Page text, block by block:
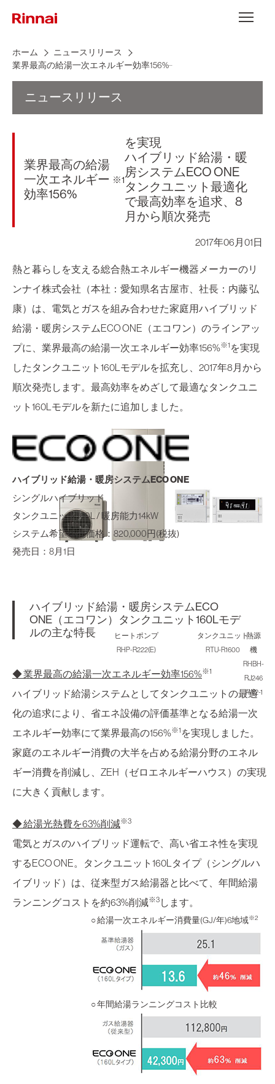
メニュー
ホーム
ニュースリリース
業界最高の給湯一次エネルギー効率156%
ニュースリリース
業界最高の給湯
一次エネルギー
効率156%
※1
を実現
ハイブリッド給湯・暖
房システムECO ONE
タンクユニット最適化
で最高効率を追求、8
月から順次発売
2017年06月01日
熱と暮らしを支える総合熱エネルギー機器メーカーのリ
ンナイ株式会社（本社：愛知県名古屋市、社長：内藤 弘
康）は、電気とガスを組み合わせた家庭用ハイブリッド
給湯・暖房システムECO ONE（エコワン）のラインアッ
プに、業界最高の給湯一次エネルギー効率156%※1 を実現
したタンクユニット160Lモデルを拡充し、2017年8月から
順次発売します。最高効率をめざして最適なタンクユニ
ット160Lモデルを新たに追加しました。
ハイブリッド給湯・暖房システムECO ONE
シングルハイブリッド
タンクユニット160L / 暖房能力14kW
システム希望小売価格：820,000円(税抜)
発売日：8月1日
ヒートポンプ
RHP-R222(E)
タンクユニット
RTU-R1600
熱源
機
RHBH-
RJ246
AW2-1
ハイブリッド給湯・暖房システムECO
ONE（エコワン）タンクユニット160Lモデ
ルの主な特長
◆ 業界最高の給湯一次エネルギー効率156%※1
ハイブリッド給湯システムとしてタンクユニットの最適
化の追求により、省エネ設備の評価基準となる給湯一次
エネルギー効率にて業界最高の156%※1 を実現しました。
家庭のエネルギー消費の大半を占める給湯分野のエネル
ギー消費を削減し、ZEH（ゼロエネルギーハウス）の実現
に大きく貢献します。
◆ 給湯光熱費を63%削減※3
電気とガスのハイブリッド運転で、高い省エネ性を実現
するECO ONE。タンクユニット160Lタイプ（シングルハ
イブリッド）は、従来型ガス給湯器と比べて、年間給湯
ランニングコストを約63%削減※3 します。
○ 給湯一次エネルギー消費量(GJ/年)6地域※2
○ 年間給湯ランニングコスト比較